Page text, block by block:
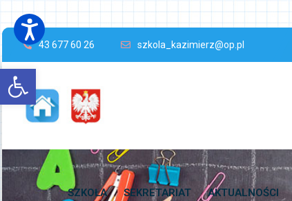
Open toolbar
43 677 60 26 szkola_kazimierz@op.pl
SZKOŁA SEKRETARIAT AKTUALNOŚCI